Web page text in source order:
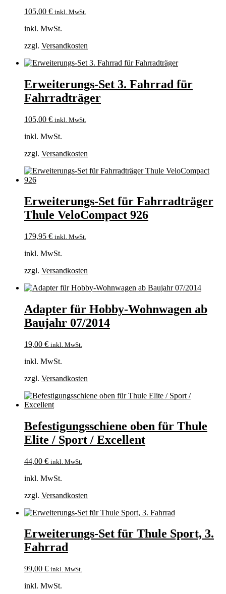
105,00 € inkl. MwSt.
inkl. MwSt.
zzgl. Versandkosten
Erweiterungs-Set 3. Fahrrad für
Fahrradträger
105,00 € inkl. MwSt.
inkl. MwSt.
zzgl. Versandkosten
Erweiterungs-Set für Fahrradträger
Thule VeloCompact 926
179,95 € inkl. MwSt.
inkl. MwSt.
zzgl. Versandkosten
Adapter für Hobby-Wohnwagen ab
Baujahr 07/2014
19,00 € inkl. MwSt.
inkl. MwSt.
zzgl. Versandkosten
Befestigungsschiene oben für Thule
Elite / Sport / Excellent
44,00 € inkl. MwSt.
inkl. MwSt.
zzgl. Versandkosten
Erweiterungs-Set für Thule Sport, 3.
Fahrrad
99,00 € inkl. MwSt.
inkl. MwSt.